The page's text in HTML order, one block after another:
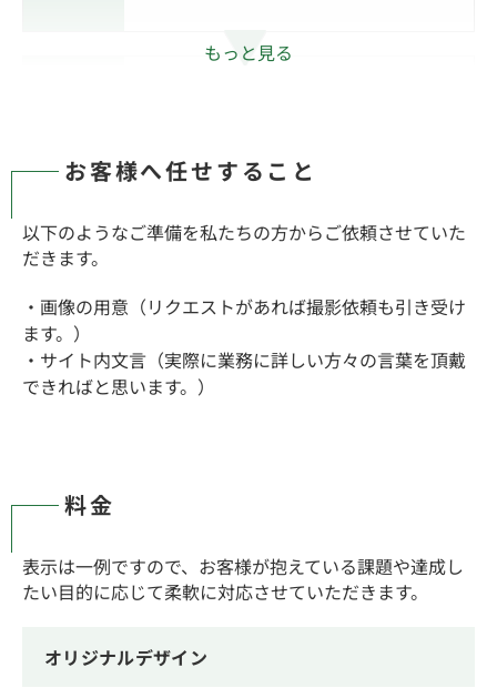
03
ましたら、実際にご契約をさせて
その時点から弊社でウェブサイト
新規でウェブサイトを構築される
など）のすり合わせも行わせてい
ただきます。
STEP
04
ワイヤーフレームのす
まずはざっくりしたページ構成の
もっと見る
お客様へ任せすること
以下のようなご準備を私たちの方からご依頼させていた
だきます。
・画像の用意（リクエストがあれば撮影依頼も引き受け
ます。）
・サイト内文言（実際に業務に詳しい方々の言葉を頂戴
できればと思います。）
料金
表示は一例ですので、お客様が抱えている課題や達成し
たい目的に応じて柔軟に対応させていただきます。
オリジナルデザイン